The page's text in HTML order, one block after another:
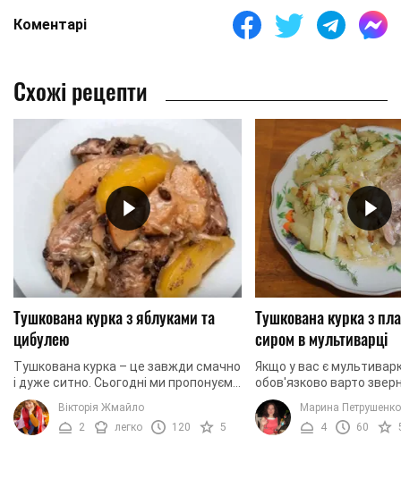
Коментарі
Схожі рецепти
Тушкована курка з яблуками та
цибулею
Тушкована курка – це завжди смачно
і дуже ситно. Сьогодні ми пропонуємо
вам приготувати тушковану курку з
яблуками і цибулею. Страва досить
проста і ...
Вікторія Жмайло
2
легко 120 5
Тушкована курка з
сиром в мультиварці
Якщо у вас є
обов'язково варто
цей рецепт. Ми
приготувати курку в
Це досить проста, ...
Марина Петрушенко
4
60